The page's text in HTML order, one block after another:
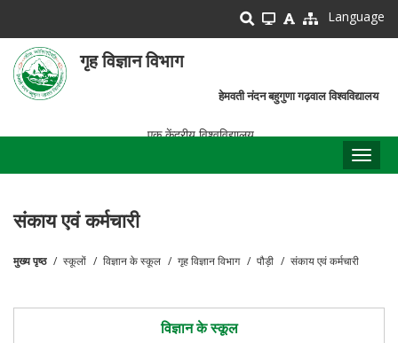
main
content
Language
गृह विज्ञान विभाग
हेमवती नंदन बहुगुणा गढ़वाल विश्वविद्यालय
एक केंद्रीय विश्वविद्यालय
संकाय एवं कर्मचारी
मुख्य पृष्ठ स्कूलों विज्ञान के स्कूल गृह विज्ञान विभाग पौड़ी संकाय एवं कर्मचारी
विज्ञान के स्कूल